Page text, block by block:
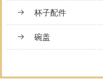
杯子配件
碗盖